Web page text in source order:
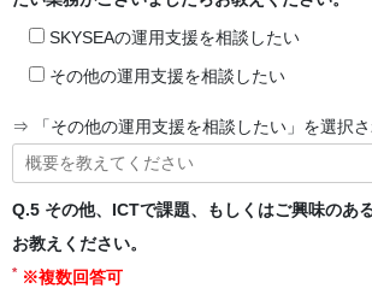
SKYSEAの運用支援を相談したい
その他の運用支援を相談したい
⇒ 「その他の運用支援を相談したい」を選択
Q.5 その他、ICTで課題、もしくはご興味のあ
お教えください。
* ※複数回答可